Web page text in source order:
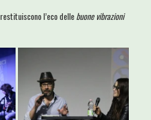
restituiscono l’eco dellebuone vibrazioni